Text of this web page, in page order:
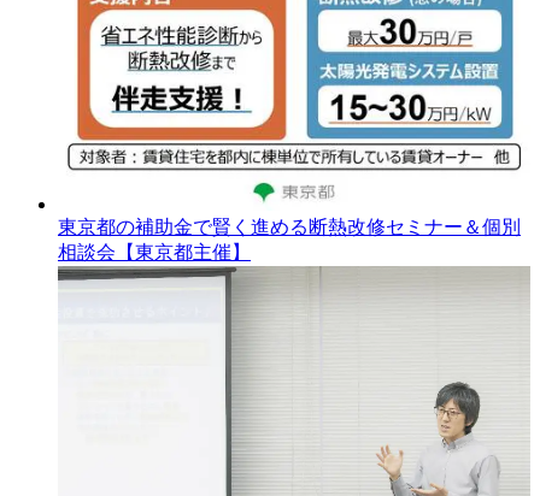
東京都の補助金で賢く進める断熱改修セミナー＆個別
相談会【東京都主催】